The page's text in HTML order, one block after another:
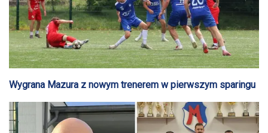
Wygrana Mazura z nowym trenerem w pierwszym sparingu